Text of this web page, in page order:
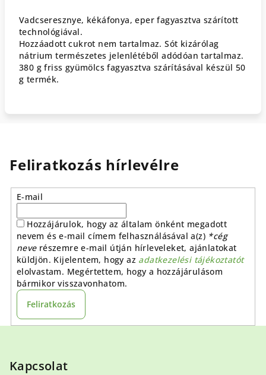
Vadcseresznye, kékáfonya, eper fagyasztva szárított
technológiával.
Hozzáadott cukrot nem tartalmaz. Sót kizárólag
nátrium természetes jelenlétéből adódóan tartalmaz.
380 g friss gyümölcs fagyasztva szárításával készül 50
g termék.
Feliratkozás hírlevélre
E-mail
Hozzájárulok, hogy az általam önként megadott
nevem és e-mail címem felhasználásával a(z) *cég
neverészemre e-mail útján hírleveleket, ajánlatokat
küldjön. Kijelentem, hogy az adatkezelési tájékoztatót
elolvastam. Megértettem, hogy a hozzájárulásom
bármikor visszavonhatom.
Feliratkozás
Kapcsolat